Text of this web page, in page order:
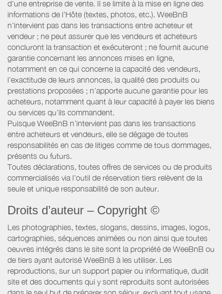
d’une entreprise de vente. Il se limite à la mise en ligne des
informations de l'Hôte (textes, photos, etc.). WeeBnB
n’intervient pas dans les transactions entre acheteur et
vendeur ; ne peut assurer que les vendeurs et acheteurs
concluront la transaction et exécuteront ; ne fournit aucune
garantie concernant les annonces mises en ligne,
notamment en ce qui concerne la capacité des vendeurs,
l’exactitude de leurs annonces, la qualité des produits ou
prestations proposées ; n’apporte aucune garantie pour les
acheteurs, notamment quant à leur capacité à payer les biens
ou services qu’ils commandent.
Puisque WeeBnB n’intervient pas dans les transactions
entre acheteurs et vendeurs, elle se dégage de toutes
responsabilités en cas de litiges comme de tous dommages,
présents ou futurs.
Toutes déclarations, toutes offres de services ou de produits
commercialisés via l’outil de réservation tiers relèvent de la
seule et unique responsabilité de son auteur.
Droits d’auteur – Copyright ©
Les photographies, textes, slogans, dessins, images, logos,
cartographies, séquences animées ou non ainsi que toutes
oeuvres intégrés dans le site sont la propriété de WeeBnB ou
de tiers ayant autorisé WeeBnB à les utiliser. Les
reproductions, sur un support papier ou informatique, dudit
site et des documents qui y sont reproduits sont autorisées